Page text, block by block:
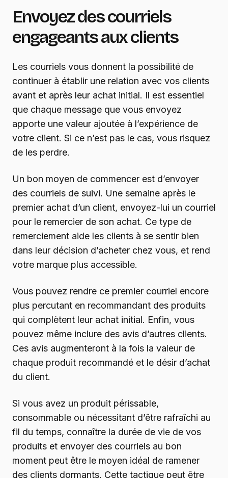
Envoyez des courriels
engageants aux clients
Les courriels vous donnent la possibilité de
continuer à établir une relation avec vos clients
avant et après leur achat initial. Il est essentiel
que chaque message que vous envoyez
apporte une valeur ajoutée à l’expérience de
votre client. Si ce n’est pas le cas, vous risquez
de les perdre.
Un bon moyen de commencer est d’envoyer
des courriels de suivi. Une semaine après le
premier achat d’un client, envoyez-lui un courriel
pour le remercier de son achat. Ce type de
remerciement aide les clients à se sentir bien
dans leur décision d’acheter chez vous, et rend
votre marque plus accessible.
Vous pouvez rendre ce premier courriel encore
plus percutant en recommandant des produits
qui complètent leur achat initial. Enfin, vous
pouvez même inclure des avis d’autres clients.
Ces avis augmenteront à la fois la valeur de
chaque produit recommandé et le désir d’achat
du client.
Si vous avez un produit périssable,
consommable ou nécessitant d’être rafraîchi au
fil du temps, connaître la durée de vie de vos
produits et envoyer des courriels au bon
moment peut être le moyen idéal de ramener
des clients dormants. Cette tactique peut être